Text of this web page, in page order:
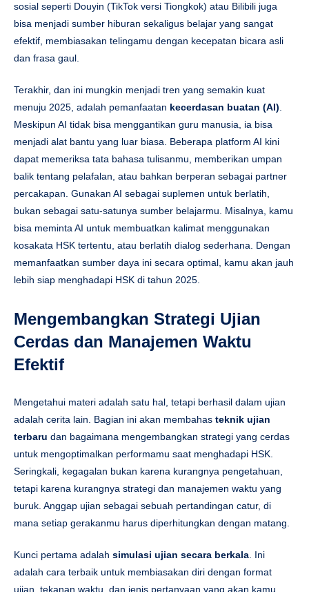
sosial seperti Douyin (TikTok versi Tiongkok) atau Bilibili juga
bisa menjadi sumber hiburan sekaligus belajar yang sangat
efektif, membiasakan telingamu dengan kecepatan bicara asli
dan frasa gaul.
Terakhir, dan ini mungkin menjadi tren yang semakin kuat
menuju 2025, adalah pemanfaatan kecerdasan buatan (AI)
Meskipun AI tidak bisa menggantikan guru manusia, ia bisa
menjadi alat bantu yang luar biasa. Beberapa platform AI kini
dapat memeriksa tata bahasa tulisanmu, memberikan umpan
balik tentang pelafalan, atau bahkan berperan sebagai partner
percakapan. Gunakan AI sebagai suplemen untuk berlatih,
bukan sebagai satu-satunya sumber belajarmu. Misalnya, kamu
bisa meminta AI untuk membuatkan kalimat menggunakan
kosakata HSK tertentu, atau berlatih dialog sederhana. Dengan
memanfaatkan sumber daya ini secara optimal, kamu akan jauh
lebih siap menghadapi HSK di tahun 2025.
Mengembangkan Strategi Ujian
Cerdas dan Manajemen Waktu
Efektif
Mengetahui materi adalah satu hal, tetapi berhasil dalam ujian
adalah cerita lain. Bagian ini akan membahas teknik ujian
terbaru dan bagaimana mengembangkan strategi yang cerdas
untuk mengoptimalkan performamu saat menghadapi HSK.
Seringkali, kegagalan bukan karena kurangnya pengetahuan,
tetapi karena kurangnya strategi dan manajemen waktu yang
buruk. Anggap ujian sebagai sebuah pertandingan catur, di
mana setiap gerakanmu harus diperhitungkan dengan matang.
Kunci pertama adalah simulasi ujian secara berkala . Ini
adalah cara terbaik untuk membiasakan diri dengan format
ujian, tekanan waktu, dan jenis pertanyaan yang akan kamu